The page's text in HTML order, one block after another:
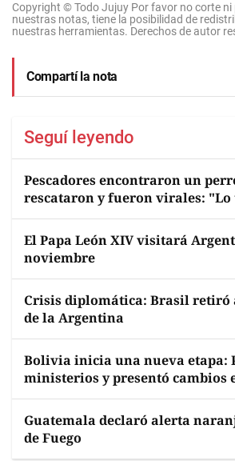
Copyright © Todo Jujuy Por favor no corte ni
nuestras notas, tiene la posibilidad de
nuestras herramientas. Derechos de autor
Compartí la nota
Seguí leyendo
Pescadores encontraron un
rescataron y fueron virales:
El Papa León XIV visitará
noviembre
Crisis diplomática: Brasil retiró
de la Argentina
Bolivia inicia una nueva etapa:
ministerios y presentó cambios
Guatemala declaró alerta
de Fuego